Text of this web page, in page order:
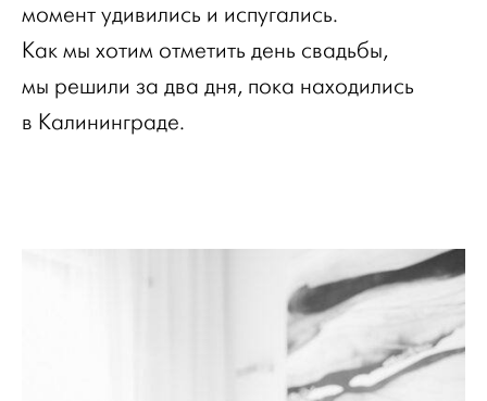
момент удивились и испугались.
Как мы хотим отметить день свадьбы,
мы решили за два дня, пока находились
в Калининграде.